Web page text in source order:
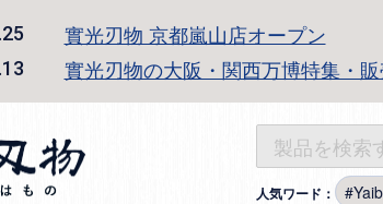
實光刃物 京都嵐山店オープン
實光刃物の大阪・関西万博特集・
人気ワード：